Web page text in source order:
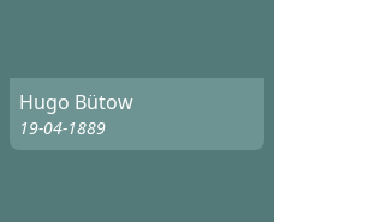
Hugo Bütow
19-04-1889